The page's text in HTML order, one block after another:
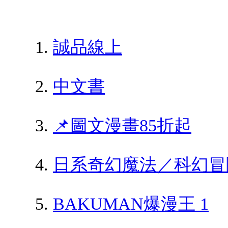
誠品線上
中文書
📌圖文漫畫85折起
日系奇幻魔法／科幻
BAKUMAN爆漫王 1